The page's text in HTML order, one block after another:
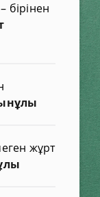
бірінен
жұрт